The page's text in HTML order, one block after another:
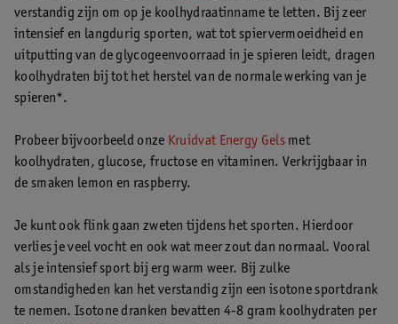
verstandig zijn om op je koolhydraatinname te letten. Bij zeer
intensief en langdurig sporten, wat tot spiervermoeidheid en
uitputting van de glycogeenvoorraad in je spieren leidt, dragen
koolhydraten bij tot het herstel van de normale werking van je
spieren*.
Probeer bijvoorbeeld onze Kruidvat Energy Gelsmet
koolhydraten, glucose, fructose en vitaminen. Verkrijgbaar in
de smaken lemon en raspberry.
Je kunt ook flink gaan zweten tijdens het sporten. Hierdoor
verlies je veel vocht en ook wat meer zout dan normaal. Vooral
als je intensief sport bij erg warm weer. Bij zulke
omstandigheden kan het verstandig zijn een isotone sportdrank
te nemen. Isotone dranken bevatten 4-8 gram koolhydraten per